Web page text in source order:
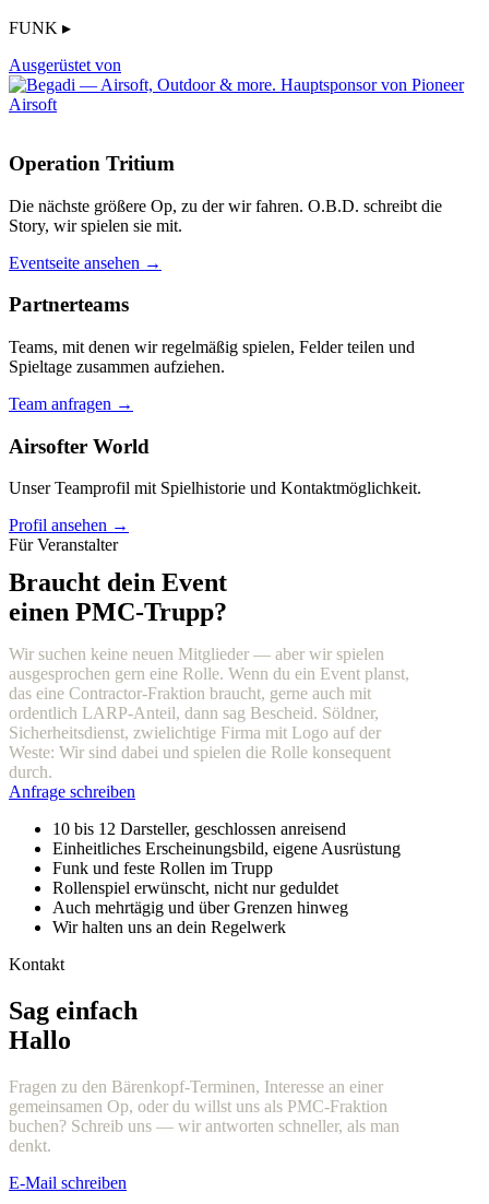
FUNK ▸
Ausgerüstet von
Operation Tritium
Die nächste größere Op, zu der wir fahren. O.B.D. schreibt die
Story, wir spielen sie mit.
Eventseite ansehen →
Partnerteams
Teams, mit denen wir regelmäßig spielen, Felder teilen und
Spieltage zusammen aufziehen.
Team anfragen →
Airsofter World
Unser Teamprofil mit Spielhistorie und Kontaktmöglichkeit.
Profil ansehen →
Für Veranstalter
Braucht dein Event
einen PMC-Trupp?
Wir suchen keine neuen Mitglieder — aber wir spielen
ausgesprochen gern eine Rolle. Wenn du ein Event planst,
das eine Contractor-Fraktion braucht, gerne auch mit
ordentlich LARP-Anteil, dann sag Bescheid. Söldner,
Sicherheitsdienst, zwielichtige Firma mit Logo auf der
Weste: Wir sind dabei und spielen die Rolle konsequent
durch.
Anfrage schreiben
10 bis 12 Darsteller, geschlossen anreisend
Einheitliches Erscheinungsbild, eigene Ausrüstung
Funk und feste Rollen im Trupp
Rollenspiel erwünscht, nicht nur geduldet
Auch mehrtägig und über Grenzen hinweg
Wir halten uns an dein Regelwerk
Kontakt
Sag einfach
Hallo
Fragen zu den Bärenkopf-Terminen, Interesse an einer
gemeinsamen Op, oder du willst uns als PMC-Fraktion
buchen? Schreib uns — wir antworten schneller, als man
denkt.
E-Mail schreiben